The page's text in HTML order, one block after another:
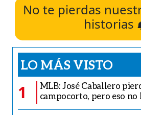
No te pierdas
historias
LO MÁS VISTO
1
MLB: José Caballero
campocorto, pero eso